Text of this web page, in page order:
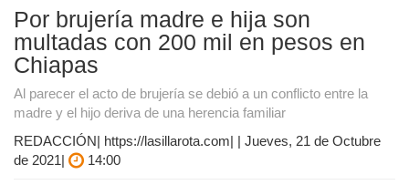
Por brujería madre e hija son
multadas con 200 mil en pesos en
Chiapas
Al parecer el acto de brujería se debió a un conflicto entre la
madre y el hijo deriva de una herencia familiar
REDACCIÓN| https://lasillarota.com| | Jueves, 21 de Octubre
de 2021|
14:00